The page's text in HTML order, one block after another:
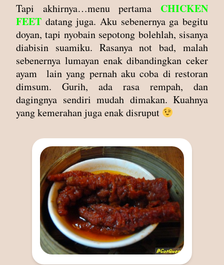
Tapi akhirnya…menu pertama CHICKEN
FEET datang juga. Aku sebenernya ga begitu
doyan, tapi nyobain sepotong bolehlah, sisanya
diabisin suamiku. Rasanya not bad, malah
sebenernya lumayan enak dibandingkan ceker
ayam lain yang pernah aku coba di restoran
dimsum. Gurih, ada rasa rempah, dan
dagingnya sendiri mudah dimakan. Kuahnya
yang kemerahan juga enak disruput